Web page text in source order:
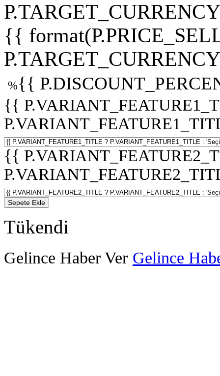
{{
%{{
{{
{{
Sepete Ekle
Tükendi
Gelince Haber Ver Gelince